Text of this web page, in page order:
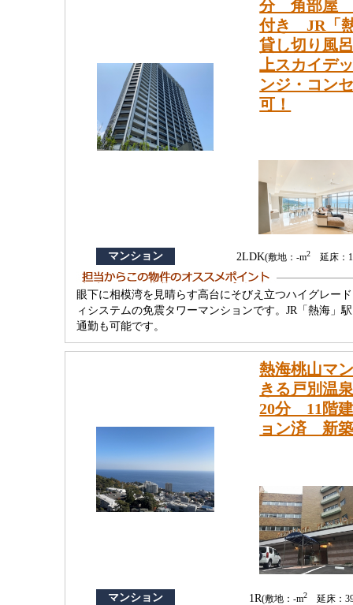
分 角部屋
付き JR「
貸し切り風
上スカイデ
ンジ・コン
可！
マンション 2LDK(敷地：-m2 延床：
眼下に相模湾を見晴らす高台にそびえ立つハイグレー
ィシステムの免震タワーマンションです。JR「熱海」
通勤も可能です。
熱海桃山マ
きる戸別温
20分 11階
ョン済 新
マンション 1R(敷地：-m2 延床：